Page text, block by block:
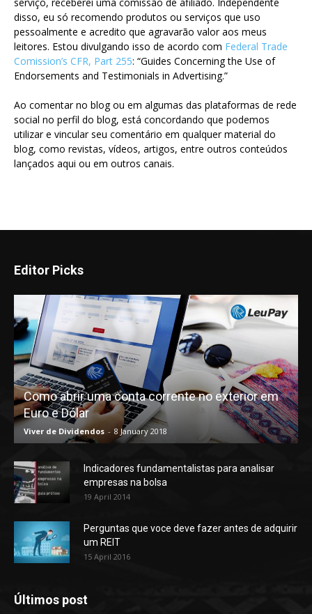
serviço, receberei uma comissão de afiliado. Independente
disso, eu só recomendo produtos ou serviços que uso
pessoalmente e acredito que agravarão valor aos meus
leitores. Estou divulgando isso de acordo com Federal Trade
Comission’s CFR, Part 255: “Guides Concerning the Use of
Endorsements and Testimonials in Advertising.”
Ao comentar no blog ou em algumas das plataformas de rede
social no perfil do blog, está concordando que podemos
utilizar e vincular seu comentário em qualquer material do
blog, como revistas, vídeos, artigos, entre outros conteúdos
lançados aqui ou em outros canais.
Editor Picks
Como abrir uma conta corrente no exterior em
Euro e Dólar
Viver de Dividendos - 8 January 2018
Indicadores fundamentalistas para analisar
empresas na bolsa
19 April 2014
Perguntas que voce deve fazer antes de adquirir
um REIT
15 April 2016
Últimos post